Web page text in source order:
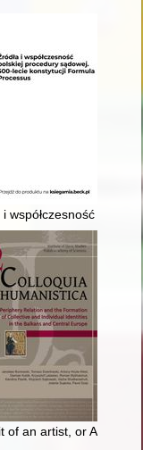
wraz z
i współczesność
T. 16 (2024)
of an artist, or Adam